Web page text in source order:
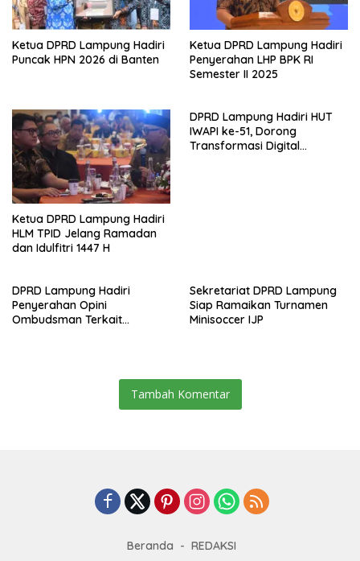
Ketua DPRD Lampung Hadiri
Puncak HPN 2026 di Banten
Ketua DPRD Lampung Hadiri
Penyerahan LHP BPK RI
Semester II 2025
Ketua DPRD Lampung Hadiri
HLM TPID Jelang Ramadan
dan Idulfitri 1447 H
DPRD Lampung Hadiri HUT
IWAPI ke-51, Dorong
Transformasi Digital
DPRD Lampung Hadiri
Penyerahan Opini
Ombudsman Terkait
Sekretariat DPRD Lampung
Siap Ramaikan Turnamen
Minisoccer IJP
Tambah Komentar
Beranda
REDAKSI